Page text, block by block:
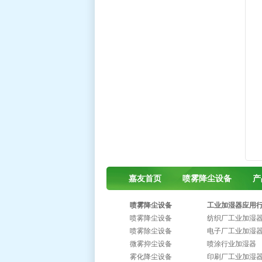
嘉友首页 喷雾降尘设备
喷雾降尘设备
喷雾降尘设备
喷雾除尘设备
微雾抑尘设备
雾化降尘设备
工业加湿器应用
纺织厂工业加湿
电子厂工业加湿
喷涂行业加湿器
印刷厂工业加湿